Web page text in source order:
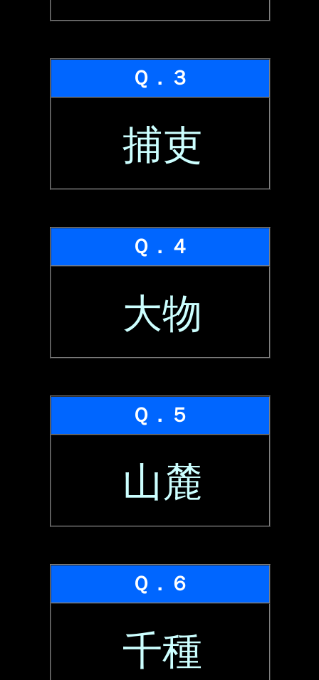
Ｑ．３
捕吏
Ｑ．４
大物
Ｑ．５
山麓
Ｑ．６
千種